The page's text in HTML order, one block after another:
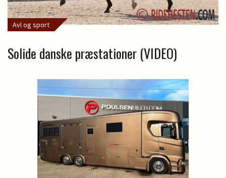
Avl og sport
Solide danske præstationer (VIDEO)